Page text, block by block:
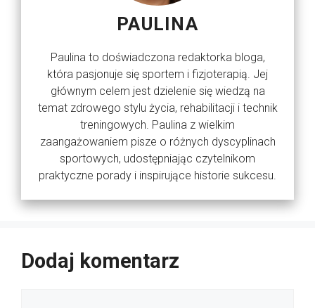
PAULINA
Paulina to doświadczona redaktorka bloga,
która pasjonuje się sportem i fizjoterapią. Jej
głównym celem jest dzielenie się wiedzą na
temat zdrowego stylu życia, rehabilitacji i technik
treningowych. Paulina z wielkim
zaangażowaniem pisze o różnych dyscyplinach
sportowych, udostępniając czytelnikom
praktyczne porady i inspirujące historie sukcesu.
Dodaj komentarz